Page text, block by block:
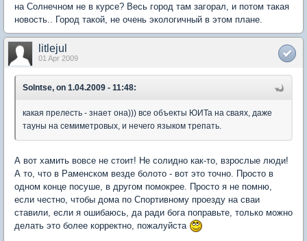
на Солнечном не в курсе? Весь город там загорал, и потом такая
новость.. Город такой, не очень экологичный в этом плане.
litlejul
01 Apr 2009
Solntse, on 1.04.2009 - 11:48:
какая прелесть - знает она))) все объекты ЮИТа на сваях, даже
тауны на семиметровых, и нечего языком трепать.
А вот хамить вовсе не стоит! Не солидно как-то, взрослые люди!
А то, что в Раменском везде болото - вот это точно. Просто в
одном конце посуше, в другом помокрее. Просто я не помню,
если честно, чтобы дома по Спортивному проезду на сваи
ставили, если я ошибаюсь, да ради бога поправьте, только можно
делать это более корректно, пожалуйста